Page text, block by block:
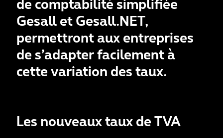
de comptabilité simplifiée
Gesall et Gesall.NET,
permettront aux entreprises
de s’adapter facilement à
cette variation des taux.
Les nouveaux taux de TVA